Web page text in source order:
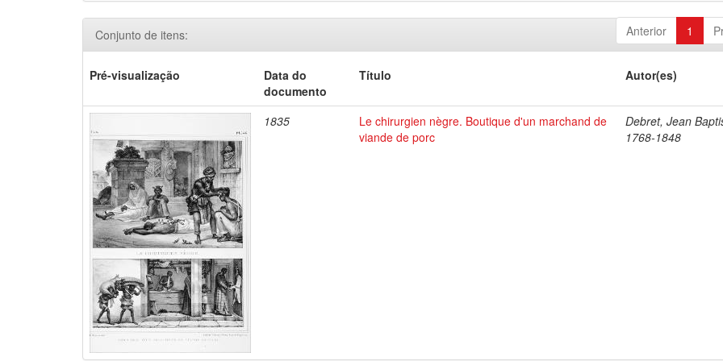
Anterior 1
Conjunto de itens:
Pré-visualização
Data do
documento
Título Autor(es)
1835
Le chirurgien nègre. Boutique d'un marchand de
viande de porc
Debret, Jean
1768-1848